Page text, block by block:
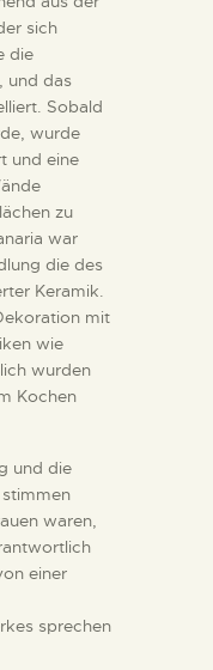
sich
die
und das
Sobald
wurde
und eine
zu
war
die des
Keramik.
mit
wie
wurden
Kochen
und die
waren,
einer
sprechen